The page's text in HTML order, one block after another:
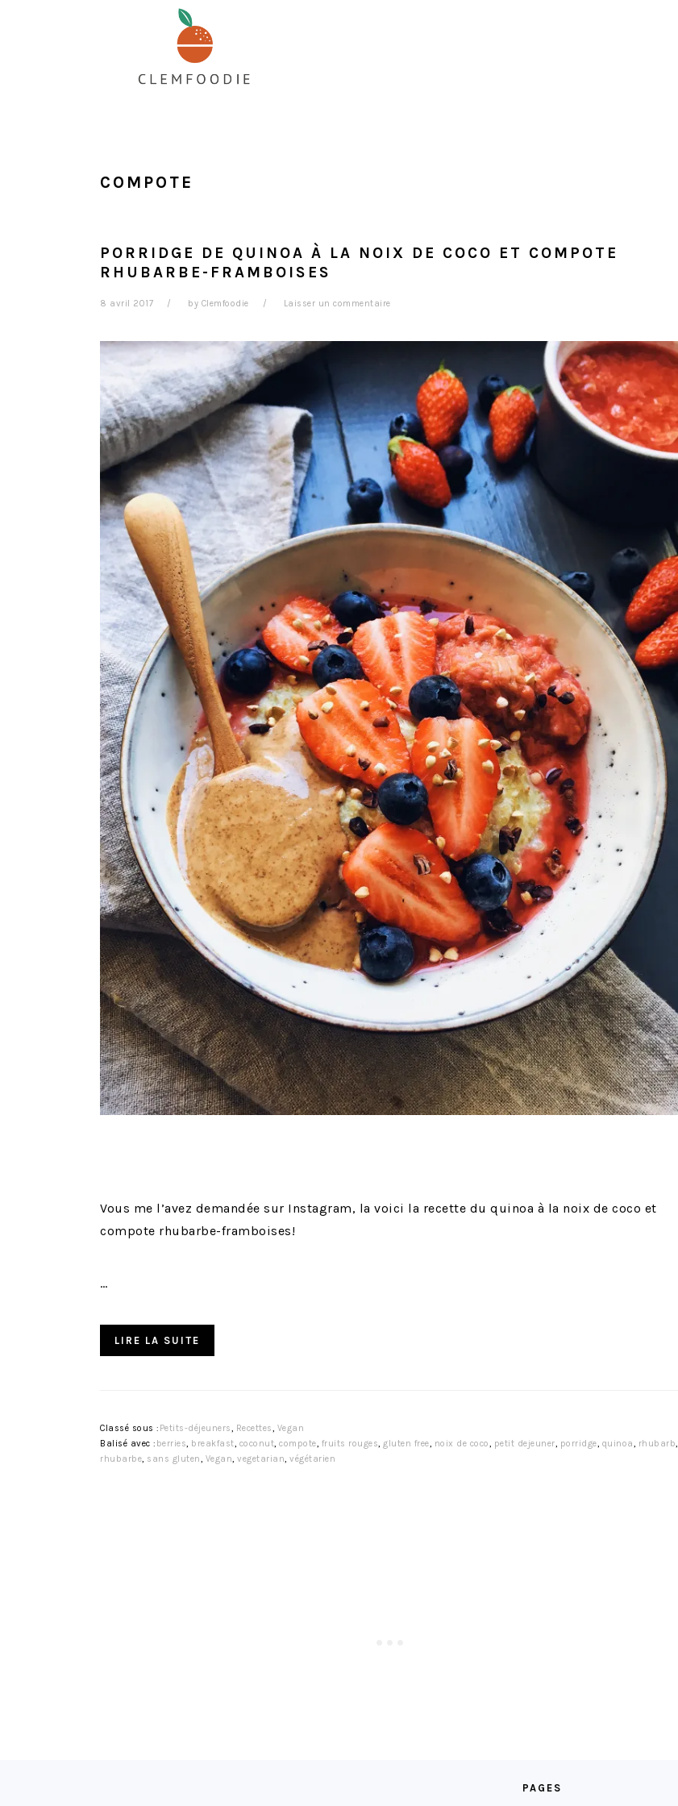
COMPOTE
PORRIDGE DE QUINOA À LA NOIX DE COCO ET COMPOTE
RHUBARBE-FRAMBOISES
8 avril 2017 by Clemfoodie Laisser un commentaire
Vous me l’avez demandée sur Instagram, la voici la recette du quinoa à la noix de coco et
compote rhubarbe-framboises!
…
LIRE LA SUITE
Classé sous : Petits-déjeuners, Recettes, Vegan
Balisé avec : berries, breakfast, coconut, compote, fruits rouges, gluten free, noix de coco, petit dejeuner, porridge, quinoa, rhubarb,
rhubarbe, sans gluten, Vegan, vegetarian, végétarien
PAGES